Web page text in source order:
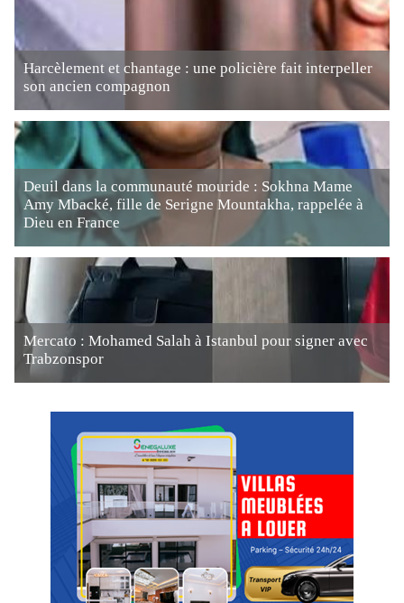
Harcèlement et chantage : une policière fait interpeller
son ancien compagnon
Deuil dans la communauté mouride : Sokhna Mame
Amy Mbacké, fille de Serigne Mountakha, rappelée à
Dieu en France
Mercato : Mohamed Salah à Istanbul pour signer avec
Trabzonspor